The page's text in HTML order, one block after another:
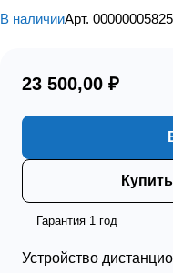
В наличииАрт. 00000005825
23 500,00 ₽
Гарантия 1 год
Устройство